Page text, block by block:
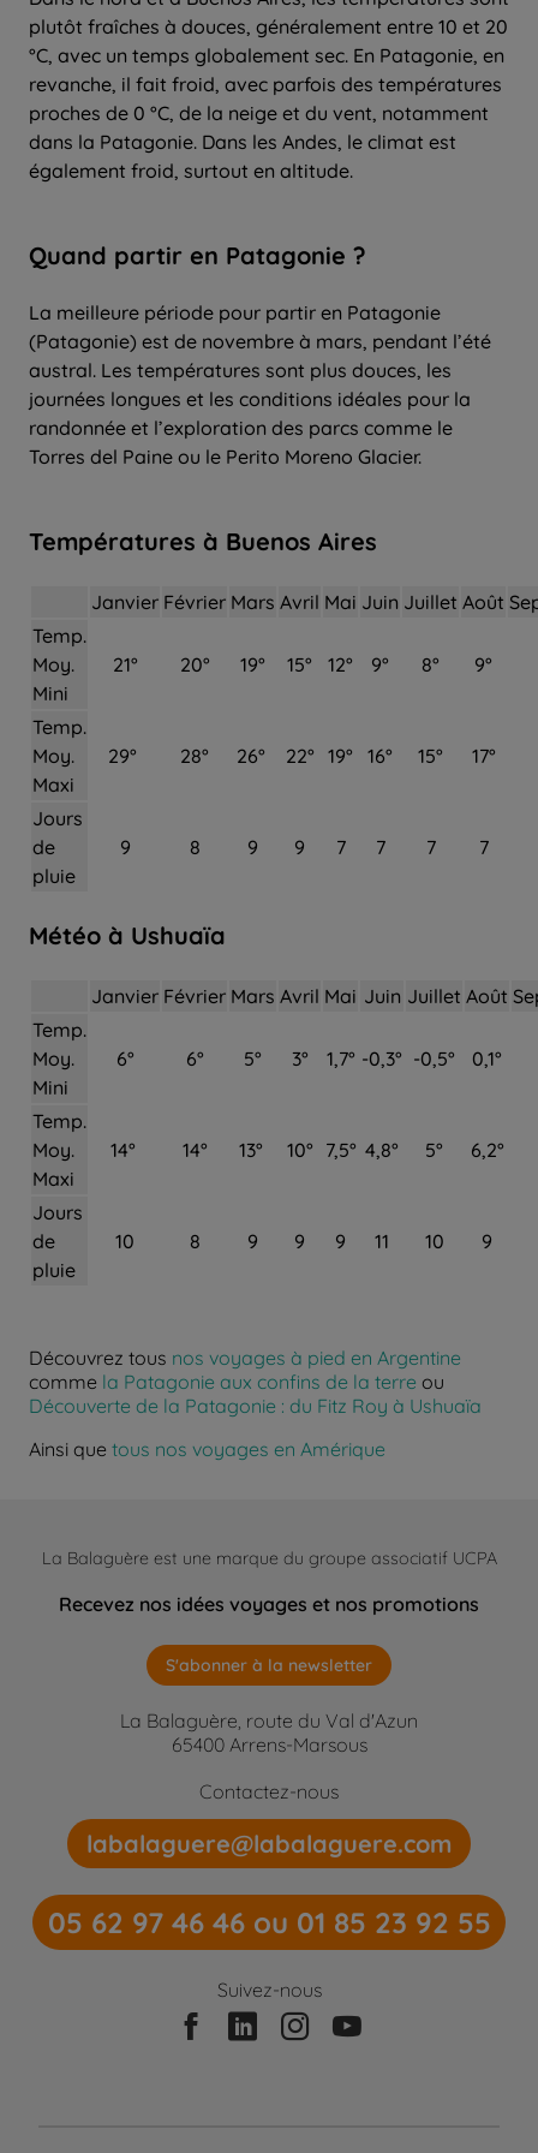
plutôt fraîches à douces, généralement entre 10 et 20
°C, avec un temps globalement sec. En Patagonie, en
revanche, il fait froid, avec parfois des températures
proches de 0 °C, de la neige et du vent, notamment
dans la Patagonie. Dans les Andes, le climat est
également froid, surtout en altitude.
Quand partir en Patagonie ?
La meilleure période pour partir en Patagonie
(Patagonie) est de novembre à mars, pendant l’été
austral. Les températures sont plus douces, les
journées longues et les conditions idéales pour la
randonnée et l’exploration des parcs comme le
Torres del Paine ou le Perito Moreno Glacier.
Températures à Buenos Aires
Janvier Février Mars Avril Mai Juin Juillet Août
Temp.
Moy.
Mini
21° 20° 19° 15° 12° 9° 8° 9°
Temp.
Moy.
Maxi
29° 28° 26° 22° 19° 16° 15° 17°
Jours
de
pluie
9 8 9 9 7 7 7 7
Météo à Ushuaïa
Janvier Février Mars Avril Mai Juin Juillet Août
Temp.
Moy.
Mini
6° 6° 5° 3° 1,7° -0,3° -0,5° 0,1°
Temp.
Moy.
Maxi
14° 14° 13° 10° 7,5° 4,8° 5° 6,2°
Jours
de
pluie
10 8 9 9 9 11 10 9
Découvrez tous nos voyages à pied en Argentine
comme la Patagonie aux confins de la terre ou
Découverte de la Patagonie : du Fitz Roy à Ushuaïa
Ainsi que tous nos voyages en Amérique
La Balaguère est une marque du groupe associatif UCPA
Recevez nos idées voyages et nos promotions
S'abonner à la newsletter
La Balaguère, route du Val d'Azun
65400 Arrens-Marsous
Contactez-nous
labalaguere@labalaguere.com
05 62 97 46 46 ou 01 85 23 92 55
Suivez-nous